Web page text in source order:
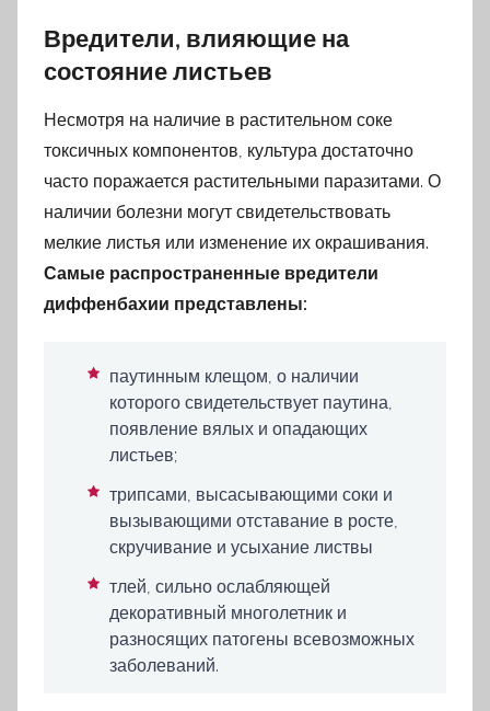
Вредители, влияющие на
состояние листьев
Несмотря на наличие в растительном соке
токсичных компонентов, культура достаточно
часто поражается растительными паразитами. О
наличии болезни могут свидетельствовать
мелкие листья или изменение их окрашивания.
Самые распространенные вредители
диффенбахии представлены:
паутинным клещом, о наличии
которого свидетельствует паутина,
появление вялых и опадающих
листьев;
трипсами, высасывающими соки и
вызывающими отставание в росте,
скручивание и усыхание листвы
тлей, сильно ослабляющей
декоративный многолетник и
разносящих патогены всевозможных
заболеваний.